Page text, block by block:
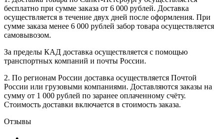
бесплатно при сумме заказа от 6 000 рублей. Доставка
осуществляется в течение двух дней после оформления. При
сумме заказа менее 6 000 рублей забор товара осуществляется
самовывозом.
За пределы КАД доставка осуществляется с помощью
транспортных компаний и почты России.
2. По регионам России доставка осуществляется Почтой
России или грузовыми компаниями. Доставляются заказы на
сумму от 1 000 рублей по заранее оплаченному счёту.
Стоимость доставки включается в стоимость заказа.
Отзывы